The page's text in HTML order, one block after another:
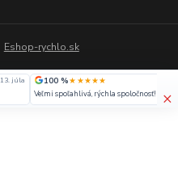
Eshop-rychlo.sk
×
13. júla
100 %★★★★★
Veľmi spoľahlivá, rýchla spoločnosť!!